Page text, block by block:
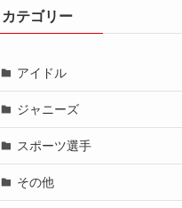
カテゴリー
アイドル
ジャニーズ
スポーツ選手
その他